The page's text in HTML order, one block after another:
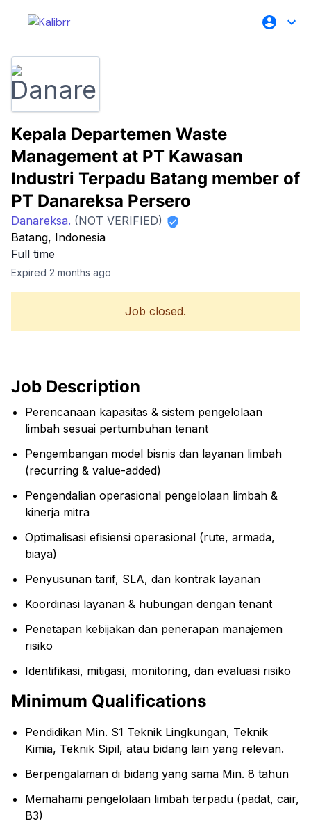
Kepala Departemen Waste
Management at PT Kawasan
Industri Terpadu Batang member of
PT Danareksa Persero
Danareksa. (NOT VERIFIED)
Batang, Indonesia
Full time
Expired 2 months ago
Job closed.
Job Description
Perencanaan kapasitas & sistem pengelolaan
limbah sesuai pertumbuhan tenant
Pengembangan model bisnis dan layanan limbah
(recurring & value-added)
Pengendalian operasional pengelolaan limbah &
kinerja mitra
Optimalisasi efisiensi operasional (rute, armada,
biaya)
Penyusunan tarif, SLA, dan kontrak layanan
Koordinasi layanan & hubungan dengan tenant
Penetapan kebijakan dan penerapan manajemen
risiko
Identifikasi, mitigasi, monitoring, dan evaluasi risiko
Minimum Qualifications
Pendidikan Min. S1 Teknik Lingkungan, Teknik
Kimia, Teknik Sipil, atau bidang lain yang relevan.
Berpengalaman di bidang yang sama Min. 8 tahun
Memahami pengelolaan limbah terpadu (padat, cair,
B3)